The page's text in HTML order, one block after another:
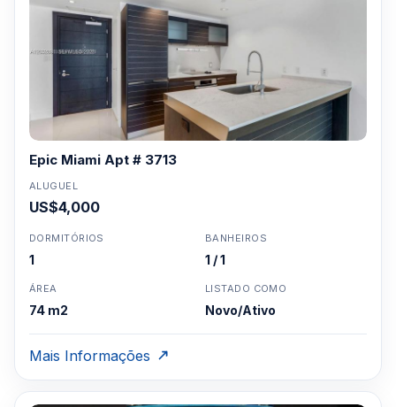
Epic Miami Apt # 3713
ALUGUEL
US$4,000
DORMITÓRIOS
1
BANHEIROS
1 / 1
ÁREA
74 m2
LISTADO COMO
Novo/Ativo
Mais Informações